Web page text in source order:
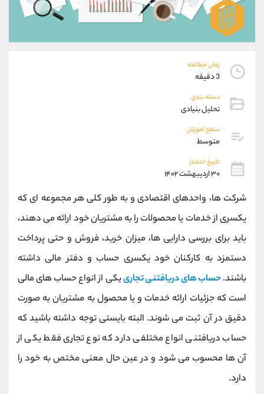
زمان مطالعه
3 دقیقه
دسته بندی
تحلیل بنیادی
سطح آموزش
متوسط
تاریخ انتشار
۳۰ اردیبهشت ۱۴۰۲
شرکت ها، واحدهای اقتصادی و به طور کلی هر مجموعه ای که
یکسری از خدمات یا محصولات را به مشتریان خود ارائه می دهند،
باید برای بررسی دارایی ها، میزان خرید، فروش و حتی پرداخت
دستمزد به کارکنان خود یکسری حساب و دفتر مالی داشته
باشند.حساب های دریافتنی تجارییکی از انواع حساب های مالی
است که جزئیات ارائه خدمات و یا محصول به مشتریان به صورت
دقیق در آن ثبت می شوند. البته بایستی توجه داشته باشید که
حساب دریافتنی انواع مختلفی دارد که نوع تجاری فقط یکی از
آن ها محسوب می شود و در عین حال معنی مختص به خود را
دارد.
09101364784
واتساپ شروع گفتگو
تلگرام
پشتیبان فروش
موبایل
واتساپ
داخلی
اطلاعات تماس (دفتر فروش)
تلفن 021-22021030
بدون پیش شماره 90001030
اینستاگرام @alireza.mehrabii
@alirezamehrabi_com